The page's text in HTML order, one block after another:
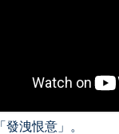
洩恨意」。